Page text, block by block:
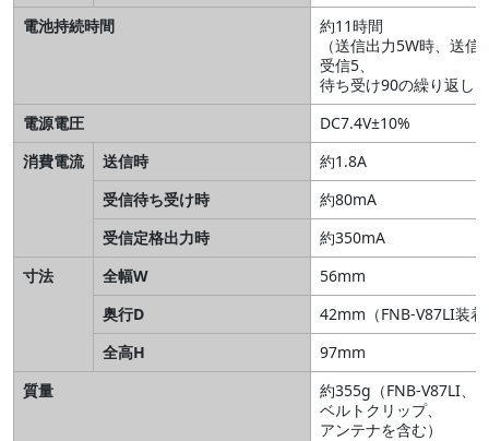
電池持続時間
約11時間
（送信出力5W時、送信
受信5、
待ち受け90の繰り返し）
電源電圧
DC7.4V±10%
消費電流
送信時
約1.8A
受信待ち受け時
約80mA
受信定格出力時
約350mA
寸法
全幅W
56mm
奥行D
42mm（FNB-V87LI装
全高H
97mm
質量
約355g（FNB-V87LI、
ベルトクリップ、
アンテナを含む）